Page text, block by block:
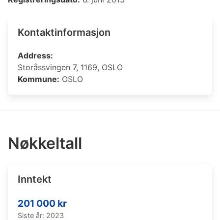
Kontaktinformasjon
Address:
Storåssvingen 7, 1169, OSLO
Kommune: OSLO
Nøkkeltall
Inntekt
201 000 kr
Siste år: 2023